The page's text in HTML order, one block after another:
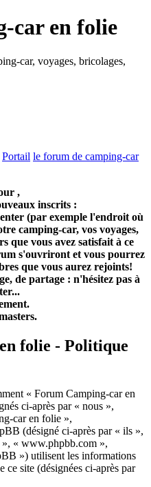
car en folie
car, voyages, bricolages,
Portail le forum de camping-car
,
inscrits :
(par exemple l'endroit où
camping-car, vos voyages,
que vous avez satisfait à ce
s'ouvriront et vous pourrez
que vous aurez rejoints!
de partage : n'hésitez pas à
folie - Politique
« Forum Camping-car en
ci-après par « nous »,
car en folie »,
(désigné ci-après par « ils »,
« www.phpbb.com »,
») utilisent les informations
ce site (désignées ci-après par